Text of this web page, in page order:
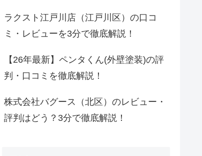
ラクスト江戸川店（江戸川区）の口コ
ミ・レビューを3分で徹底解説！
【26年最新】ペンタくん(外壁塗装)の評
判・口コミを徹底解説！
株式会社バグース（北区）のレビュー・
評判はどう？3分で徹底解説！